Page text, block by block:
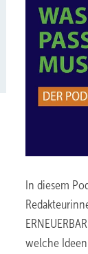
In diesem
welche